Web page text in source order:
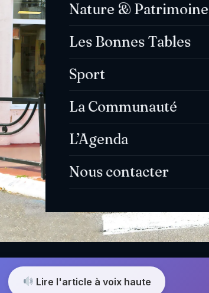
Nature & Patrimoine
Les Bonnes Tables
Sport
La Communauté
L’Agenda
Nous contacter
Lire l'article à voix haute